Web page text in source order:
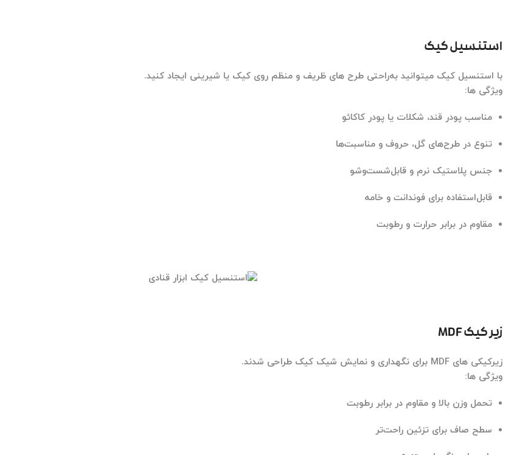
استنسیل کیک
با استنسیل کیک میتوانید به‌راحتی طرح های ظریف و منظم روی کیک یا شیرینی ایجاد کنید.
ویژگی ها:
مناسب پودر قند، شکلات یا پودر کاکائو
تنوع در طرح‌های گل، حروف و مناسبت‌ها
جنس پلاستیک نرم و قابل‌شست‌وشو
قابل‌استفاده برای فوندانت و خامه
مقاوم در برابر حرارت و رطوبت
زیر کیک MDF
زیرکیکی های MDF
برای نگهداری و نمایش شیک کیک طراحی شدند.
ویژگی ها:
تحمل وزن بالا و مقاوم در برابر رطوبت
سطح صاف برای تزئین راحت‌تر